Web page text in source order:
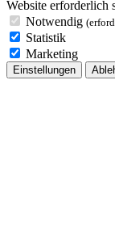
Website erforderlich
Notwendig
Statistik
Marketing
Einstellungen